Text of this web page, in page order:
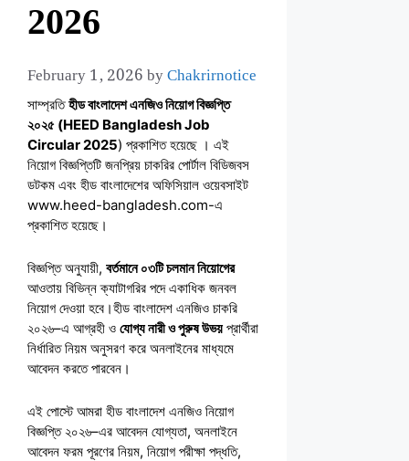
2026
February 1, 2026byChakrirnotice
সাম্প্রতিহীড বাংলাদেশ এনজিও নিয়োগ বিজ্ঞপ্তি
২০২৫ (HEED Bangladesh Job
Circular 2025) প্রকাশিত হয়েছে । এই
নিয়োগ বিজ্ঞপ্তিটি জনপ্রিয় চাকরির পোর্টাল বিডিজবস
ডটকম এবং হীড বাংলাদেশের অফিসিয়াল ওয়েবসাইট
www.heed-bangladesh.com-এ
প্রকাশিত হয়েছে।
বিজ্ঞপ্তি অনুযায়ী, বর্তমানে ০৩টি চলমান নিয়োগের
আওতায় বিভিন্ন ক্যাটাগরির পদে একাধিক জনবল
নিয়োগ দেওয়া হবে।হীড বাংলাদেশ এনজিও চাকরি
২০২৬–এ আগ্রহী ও যোগ্য নারী ও পুরুষ উভয়প্রার্থীরা
নির্ধারিত নিয়ম অনুসরণ করে অনলাইনের মাধ্যমে
আবেদন করতে পারবেন।
এই পোস্টে আমরা হীড বাংলাদেশ এনজিও নিয়োগ
বিজ্ঞপ্তি ২০২৬–এর আবেদন যোগ্যতা, অনলাইনে
আবেদন ফরম পূরণের নিয়ম, নিয়োগ পরীক্ষা পদ্ধতি,